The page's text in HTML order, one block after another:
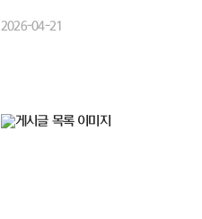
2026-04-21